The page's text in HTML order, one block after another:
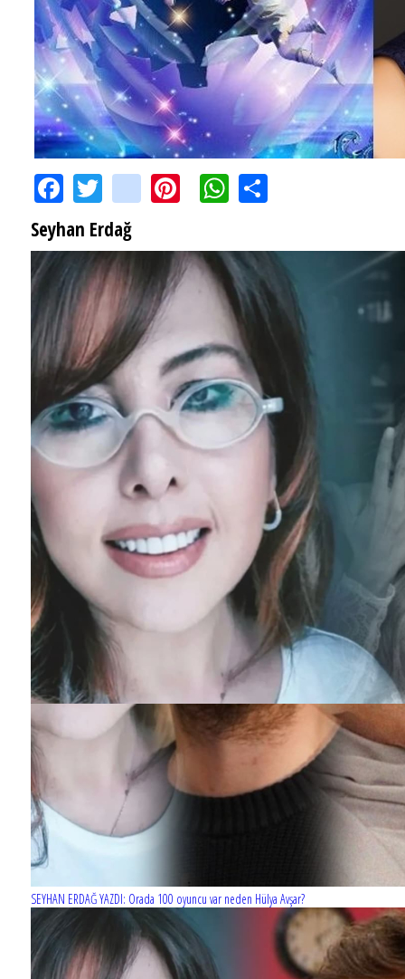
FacebookTwitterinstagramPinterestWhatsApp
Seyhan Erdağ
SEYHAN ERDAĞ YAZDI: Peki Mehmet Ali Erbil bu evliliği neden yaptı?
SEYHAN ERDAĞ YAZDI: Orada 100 oyuncu var neden Hülya Avşar?